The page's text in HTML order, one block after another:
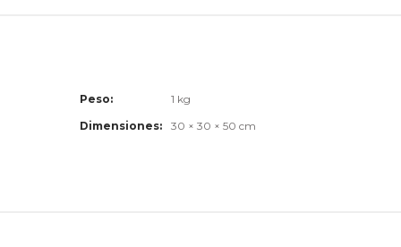
Peso
1 kg
Dimensiones
30 × 30 × 50 cm